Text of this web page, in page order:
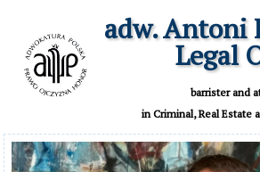
adw. Antoni
Legal
in Criminal, Real Estate